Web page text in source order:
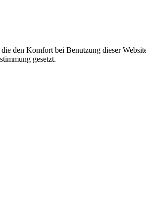
den Komfort bei Benutzung dieser
gesetzt.